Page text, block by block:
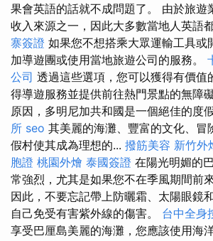
果會英語的話就不成問題了。 由於旅遊
收入來源之一，因此大多數當地人英語
寨簽證 如果您不想搭乘大眾運輸工具或
加導遊團或使用當地旅遊公司的服務。
公司 透過這些選項，您可以獲得有價值
得導遊服務並提供前往熱門景點的無障
原因，多明尼加共和國是一個絕佳的度
所 seo 其美麗的海灘、豐富的文化、冒
假村使其成為理想的... 撥筋美容 新竹外
胞證 桃園外燴 泰國簽證 在陽光明媚的
常強烈，尤其是如果您不在季風期間前
因此，不要忘記帶上防曬霜、太陽眼鏡
自己免受有害紫外線的傷害。 台中全身
享受巴厘島美麗的海灘，您應該使用海